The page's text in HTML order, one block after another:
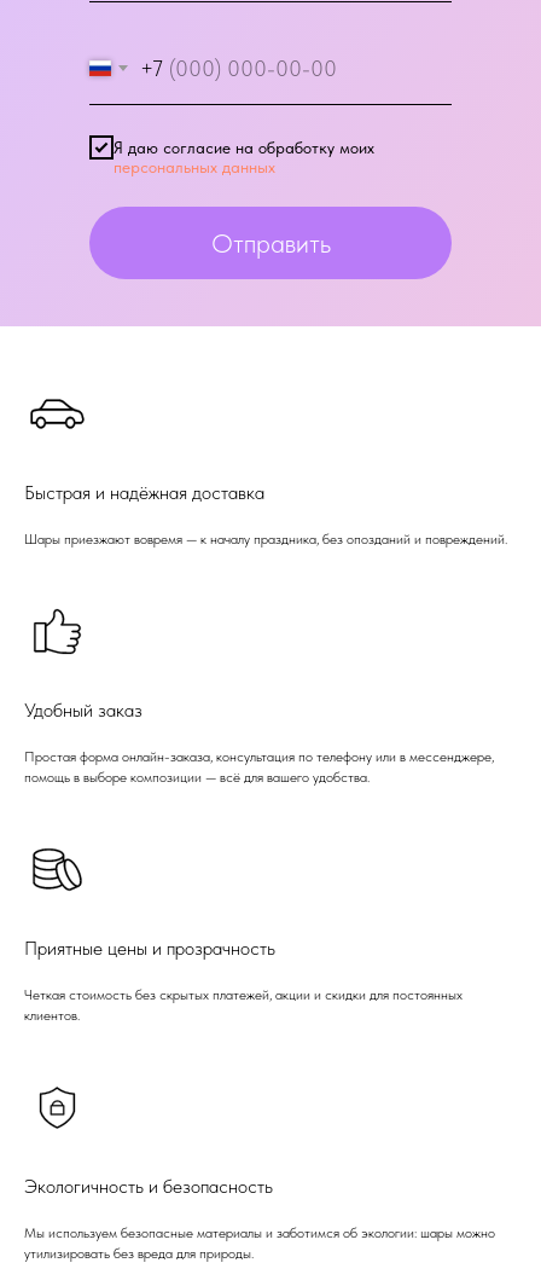
+7
Я даю согласие на обработку моих
персональных данных
Отправить
Быстрая и надёжная доставка
Шары приезжают вовремя — к началу праздника, без опозданий и повреждений.
Удобный заказ
Простая форма онлайн-заказа, консультация по телефону или в мессенджере,
помощь в выборе композиции — всё для вашего удобства.
Приятные цены и прозрачность
Четкая стоимость без скрытых платежей, акции и скидки для постоянных
клиентов.
Экологичность и безопасность
Мы используем безопасные материалы и заботимся об экологии: шары можно
утилизировать без вреда для природы.